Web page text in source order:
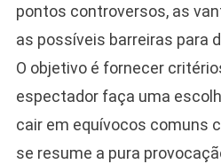
pontos controversos, as
as possíveis barreiras para
O objetivo é fornecer
espectador faça uma
cair em equívocos comuns
se resume a pura